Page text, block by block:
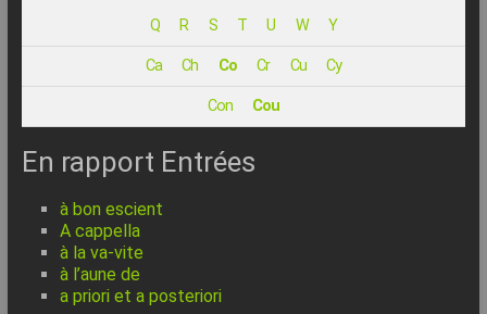
Internet
Q R S T U W Y
Ca Ch Co Cr Cu Cy
Con Cou
En rapport Entrées
à bon escient
A cappella
à la va-vite
à l’aune de
a priori et a posteriori